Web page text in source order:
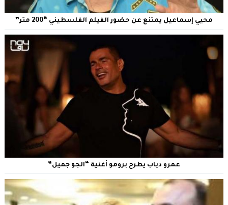
محيي إسماعيل يمتنع عن حضور الفيلم الفلسطيني “200 متر”
عمرو دياب يطرح برومو أغنية “الجو جميل”